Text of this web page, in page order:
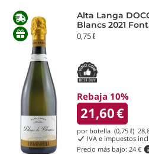
Alta Langa
Blancs 2021
0,75 ℓ
Rebaja 10%
21,60€
por botella (0,75 ℓ)
IVA e impuestos incl.
Precio más bajo: 24 €